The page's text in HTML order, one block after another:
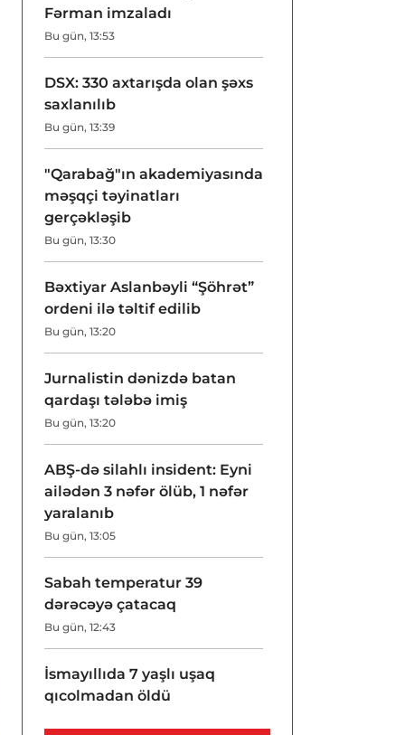
Fərman imzaladı
Bu gün, 13:53
DSX: 330 axtarışda olan şəxs
saxlanılıb
Bu gün, 13:39
"Qarabağ"ın akademiyasında
məşqçi təyinatları
gerçəkləşib
Bu gün, 13:30
Bəxtiyar Aslanbəyli “Şöhrət”
ordeni ilə təltif edilib
Bu gün, 13:20
Jurnalistin dənizdə batan
qardaşı tələbə imiş
Bu gün, 13:20
ABŞ-də silahlı insident: Eyni
ailədən 3 nəfər ölüb, 1 nəfər
yaralanıb
Bu gün, 13:05
Sabah temperatur 39
dərəcəyə çatacaq
Bu gün, 12:43
İsmayıllıda 7 yaşlı uşaq
qıcolmadan öldü